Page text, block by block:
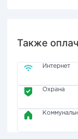
Также
Интернет
Охрана